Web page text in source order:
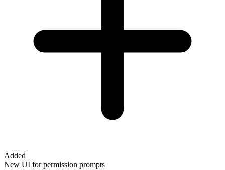
Added
New UI for permission prompts